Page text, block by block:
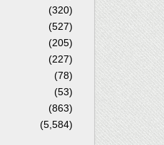
(320)
(527)
(205)
(227)
(78)
(53)
(863)
(5,584)